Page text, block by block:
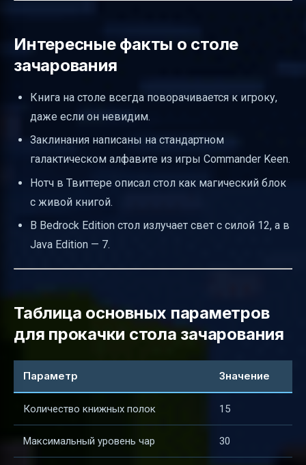
Интересные факты о столе
зачарования
Книга на столе всегда поворачивается к игроку,
даже если он невидим.
Заклинания написаны на стандартном
галактическом алфавите из игры Commander Keen.
Нотч в Твиттере описал стол как магический блок
с живой книгой.
В Bedrock Edition стол излучает свет с силой 12, а в
Java Edition — 7.
Таблица основных параметров
для прокачки стола зачарования
Параметр Значение
Количество книжных полок 15
Максимальный уровень чар 30